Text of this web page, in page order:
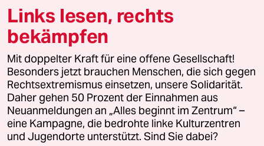
© 2026 taz Verlags und Vertriebs GmbH
Alle Rechte vorbehalten. Bei rechtlichen Fragen oder für Genehmigungen
wenden Sie sich bitte an
lizenzen@taz.de
Feedback Redaktionsstatut Kommune-Richtlinien
Leitlinie Informant Datenschutz Impressum AGB
Links lesen, rechts
bekämpfen
Mit doppelter Kraft für eine offene Gesellschaft!
Besonders jetzt brauchen Menschen, die sich gegen
Rechtsextremismus einsetzen, unsere Solidarität.
Daher gehen 50 Prozent der Einnahmen aus
Neuanmeldungen an „Alles beginnt im Zentrum“ –
eine Kampagne, die bedrohte linke Kulturzentren
und Jugendorte unterstützt. Sind Sie dabei?